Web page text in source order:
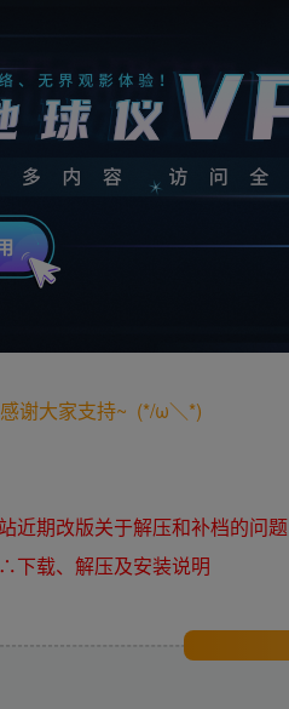
谢大家支持~ (*/ω＼*)
近期改版关于解压和补档的问题
下载、解压及安装说明